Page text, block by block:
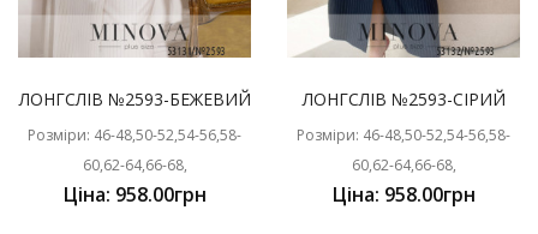
ЛОНГСЛІВ №2593-БЕЖЕВИЙ
Розміри: 46-48,50-52,54-56,58-
60,62-64,66-68,
Ціна: 958.00грн
ЛОНГСЛІВ №2593-СІРИЙ
Розміри: 46-48,50-52,54-56,58-
60,62-64,66-68,
Ціна: 958.00грн